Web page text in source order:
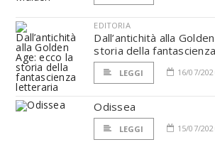
EDITORIA
Dall’antichità alla
storia della
LEGGI 16/07/
Odissea
LEGGI 15/07/